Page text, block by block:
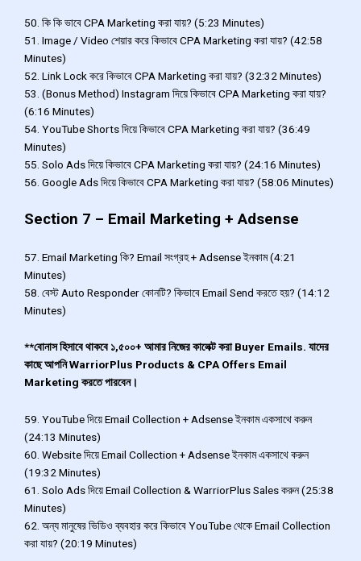
50. কি কি ভাবে CPA Marketing করা যায়? (5:23 Minutes)
51. Image / Video শেয়ার করে কিভাবে CPA Marketing করা যায়? (42:58
Minutes)
52. Link Lock করে কিভাবে CPA Marketing করা যায়? (32:32 Minutes)
53. (Bonus Method) Instagram দিয়ে কিভাবে CPA Marketing করা যায়?
(6:16 Minutes)
54. YouTube Shorts দিয়ে কিভাবে CPA Marketing করা যায়? (36:49
Minutes)
55. Solo Ads দিয়ে কিভাবে CPA Marketing করা যায়? (24:16 Minutes)
56. Google Ads দিয়ে কিভাবে CPA Marketing করা যায়? (58:06 Minutes)
Section 7 – Email Marketing + Adsense
57. Email Marketing কি? Email সংগ্রহ + Adsense ইনকাম (4:21
Minutes)
58. বেস্ট Auto Responder কোনটি? কিভাবে Email Send করতে হয়? (14:12
Minutes)
**বোনাস হিসাবে থাকবে ১,৫০০+ আমার নিজের কালেক্ট করা Buyer Emails. যাদের
কাছে আপনি WarriorPlus Products & CPA Offers Email
Marketing করতে পারবেন।
59. YouTube দিয়ে Email Collection + Adsense ইনকাম একসাথে করুন
(24:13 Minutes)
60. Website দিয়ে Email Collection + Adsense ইনকাম একসাথে করুন
(19:32 Minutes)
61. Solo Ads দিয়ে Email Collection & WarriorPlus Sales করুন (25:38
Minutes)
62. অন্য মানুষের ভিডিও ব্যবহার করে কিভাবে YouTube থেকে Email Collection
করা যায়? (20:19 Minutes)